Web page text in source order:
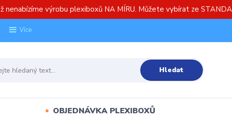
nenabízíme výrobu plexiboxů NA MÍRU. Můžete vybírat ze
Více
Hledat
OBJEDNÁVKA PLEXIBOXŮ